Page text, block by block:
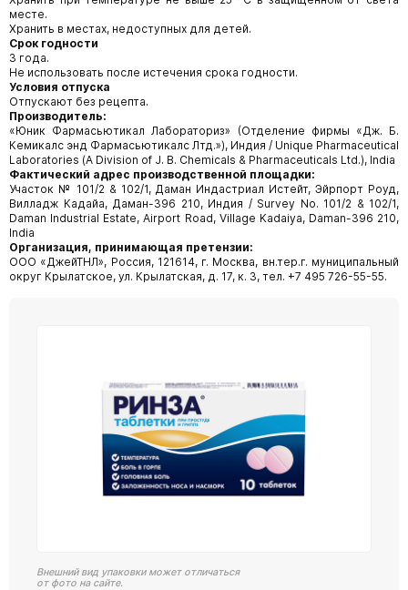
месте.
Хранить в местах, недоступных для детей.
Срок годности
3 года.
Не использовать после истечения срока годности.
Условия отпуска
Отпускают без рецепта.
Производитель:
«Юник Фармасьютикал Лабораториз» (Отделение фирмы «Дж. Б.
Кемикалс энд Фармасьютикалс Лтд.»), Индия / Unique Pharmaceutical
Laboratories (A Division of J. B. Chemicals & Pharmaceuticals Ltd.), India
Фактический адрес производственной площадки:
Участок № 101/2 & 102/1, Даман Индастриал Истейт, Эйрпорт Роуд,
Вилладж Кадайа, Даман-396 210, Индия / Survey No. 101/2 & 102/1,
Daman Industrial Estate, Airport Road, Village Kadaiya, Daman-396 210,
India
Организация, принимающая претензии:
ООО «ДжейТНЛ», Россия, 121614, г. Москва, вн.тер.г. муниципальный
округ Крылатское, ул. Крылатская, д. 17, к. 3, тел. +7 495 726-55-55.
Внешний вид упаковки может отличаться
от фото на сайте.